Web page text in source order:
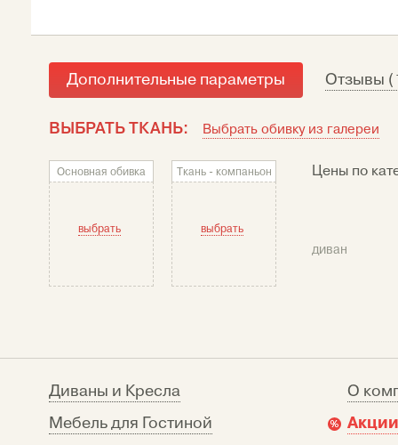
Дополнительные параметры Отзывы
ВЫБРАТЬ ТКАНЬ: Выбрать обивку из галереи
Основная обивка
выбрать
Ткань - компаньон
выбрать
Цены по
диван
Диваны и Кресла
Мебель для Гостиной
О